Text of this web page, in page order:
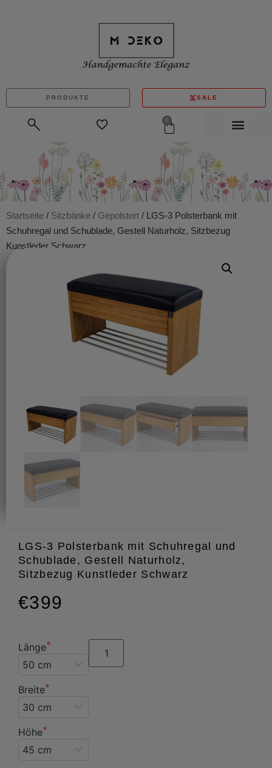
PRODUKTE SALE
0
Startseite / Sitzbänke / Gepolstert / LGS-3 Polsterbank mit
Schuhregal und Schublade, Gestell Naturholz, Sitzbezug
Kunstleder Schwarz
LGS-3 Polsterbank mit Schuhregal und
Schublade, Gestell Naturholz,
Sitzbezug Kunstleder Schwarz
€399
Länge
Breite
Höhe